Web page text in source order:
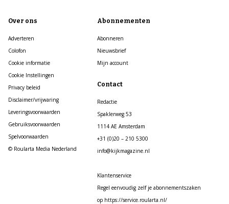
Over ons
Adverteren
Colofon
Cookie informatie
Cookie Instellingen
Privacy beleid
Disclaimer/vrijwaring
Leveringsvoorwaarden
Gebruiksvoorwaarden
Spelvoorwaarden
© Roularta Media Nederland
Abonnementen
Abonneren
Nieuwsbrief
Mijn account
Contact
Redactie
Spaklerweg 53
1114 AE Amsterdam
+31 (0)20 – 210 5300
info@kijkmagazine.nl
Klantenservice
Regel eenvoudig zelf je abonnementszaken
op https://service.roularta.nl/